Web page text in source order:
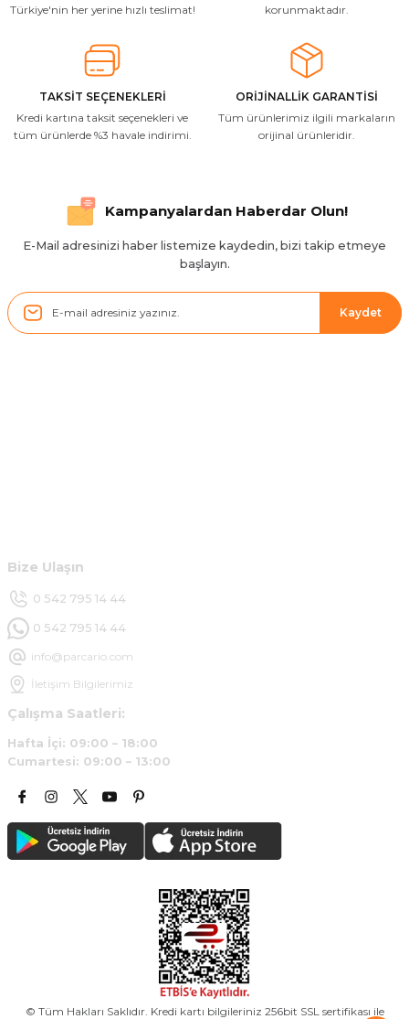
T... Ç... | 15/01/2026
Resimde gördüğünüz bire bir geliyor
M... A... | 03/10/2025
İlgili hızlı ve sağlam kargo tşk.ederim
Hızlı ve düzgün gönderim, teşekkür.
ü... y... | 17/05/2025
Türkiye'nin her yerine hızlı teslimat!
korunmaktadır.
TAKSİT SEÇENEKLERİ
Kredi kartına taksit seçenekleri ve
tüm ürünlerde %3 havale indirimi.
ORİJİNALLİK GARANTİSİ
Tüm ürünlerimiz ilgili markaların
orijinal ürünleridir.
Kampanyalardan Haberdar Olun!
E-Mail adresinizi haber listemize kaydedin, bizi takip etmeye
başlayın.
Kaydet
Bize Ulaşın
0 542 795 14 44
0 542 795 14 44
info@parcario.com
İletişim Bilgilerimiz
Çalışma Saatleri:
Hafta İçi: 09:00 – 18:00
Cumartesi: 09:00 – 13:00
© Tüm Hakları Saklıdır. Kredi kartı bilgileriniz 256bit SSL sertifikası ile